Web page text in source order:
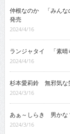
仲根なのか 「みんな
発売
2024/4/16
ランジャタイ 「素晴
2024/4/16
杉本愛莉鈴 無邪気な
2024/3/16
あぁ～しらき 男かな
2024/3/16